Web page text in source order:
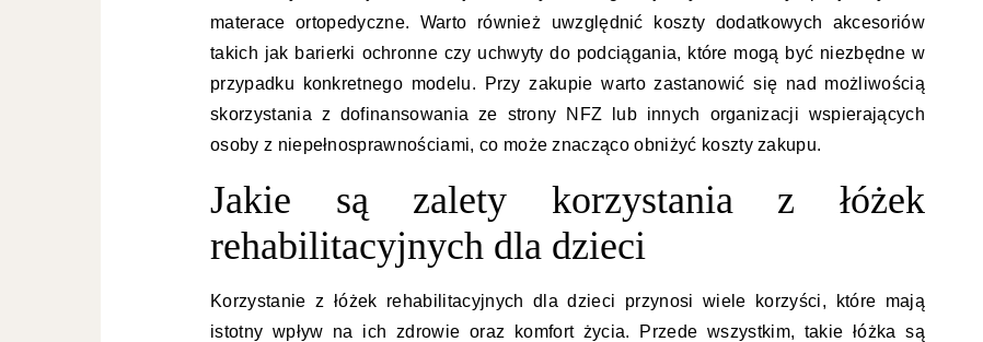
materace ortopedyczne. Warto również uwzględnić koszty dodatkowych akcesoriów
takich jak barierki ochronne czy uchwyty do podciągania, które mogą być niezbędne w
przypadku konkretnego modelu. Przy zakupie warto zastanowić się nad możliwością
skorzystania z dofinansowania ze strony NFZ lub innych organizacji wspierających
osoby z niepełnosprawnościami, co może znacząco obniżyć koszty zakupu.
Jakie są zalety korzystania z łóżek
rehabilitacyjnych dla dzieci
Korzystanie z łóżek rehabilitacyjnych dla dzieci przynosi wiele korzyści, które mają
istotny wpływ na ich zdrowie oraz komfort życia. Przede wszystkim, takie łóżka są